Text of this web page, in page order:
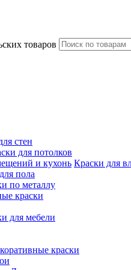
товаров
стен
для потолков
Краски для
пола
по металлу
краски
для мебели
краски